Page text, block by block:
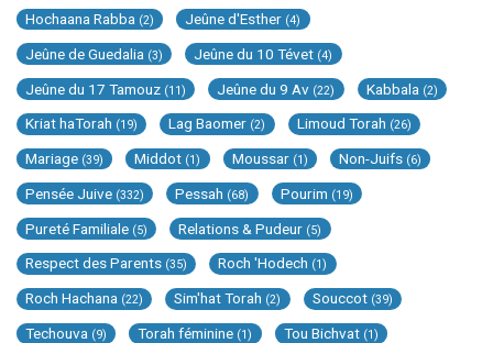
Hochaana Rabba (2) Jeûne d'Esther (4)
Jeûne de Guedalia (3) Jeûne du 10 Tévet (4)
Jeûne du 17 Tamouz (11) Jeûne du 9 Av (22) Kabbala (2)
Kriat haTorah (19) Lag Baomer (2) Limoud Torah (26)
Mariage (39) Middot (1) Moussar (1) Non-Juifs (6)
Pensée Juive (332) Pessah (68) Pourim (19)
Pureté Familiale (5) Relations & Pudeur (5)
Respect des Parents (35) Roch 'Hodech (1)
Roch Hachana (22) Sim'hat Torah (2) Souccot (39)
Techouva (9) Torah féminine (1) Tou Bichvat (1)